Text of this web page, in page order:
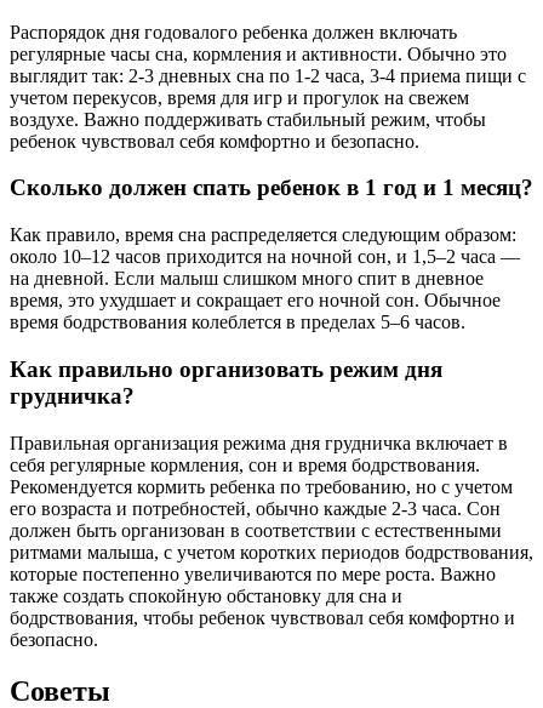
Распорядок дня годовалого ребенка должен включать
регулярные часы сна, кормления и активности. Обычно это
выглядит так: 2-3 дневных сна по 1-2 часа, 3-4 приема пищи с
учетом перекусов, время для игр и прогулок на свежем
воздухе. Важно поддерживать стабильный режим, чтобы
ребенок чувствовал себя комфортно и безопасно.
Сколько должен спать ребенок в 1 год и 1 месяц?
Как правило, время сна распределяется следующим образом:
около 10–12 часов приходится на ночной сон, и 1,5–2 часа —
на дневной. Если малыш слишком много спит в дневное
время, это ухудшает и сокращает его ночной сон. Обычное
время бодрствования колеблется в пределах 5–6 часов.
Как правильно организовать режим дня
грудничка?
Правильная организация режима дня грудничка включает в
себя регулярные кормления, сон и время бодрствования.
Рекомендуется кормить ребенка по требованию, но с учетом
его возраста и потребностей, обычно каждые 2-3 часа. Сон
должен быть организован в соответствии с естественными
ритмами малыша, с учетом коротких периодов бодрствования,
которые постепенно увеличиваются по мере роста. Важно
также создать спокойную обстановку для сна и
бодрствования, чтобы ребенок чувствовал себя комфортно и
безопасно.
Советы